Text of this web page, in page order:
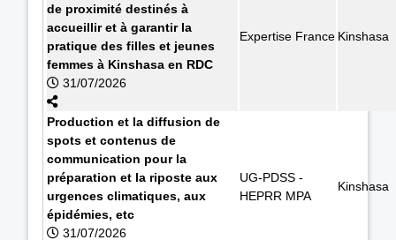
de proximité destinés à
accueillir et à garantir la
pratique des filles et jeunes
femmes à Kinshasa en RDC
31/07/2026
Expertise France Kinshasa
Production et la diffusion de
spots et contenus de
communication pour la
préparation et la riposte aux
urgences climatiques, aux
épidémies, etc
31/07/2026
UG-PDSS -
HEPRR MPA
Kinshasa